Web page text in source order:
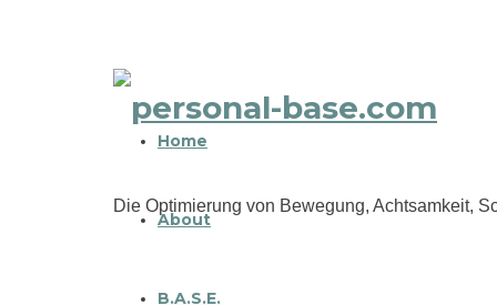
personal-
Die Optimierung von Bewegung, Achtsamkeit,
Home
About
B.A.S.E.